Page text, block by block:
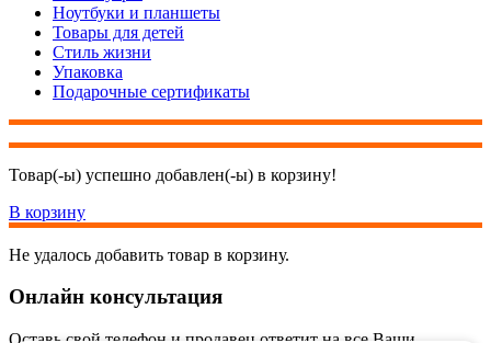
Ноутбуки и планшеты
Товары для детей
Стиль жизни
Упаковка
Подарочные сертификаты
Товар(-ы) успешно добавлен(-ы) в корзину!
В корзину
Не удалось добавить товар в корзину.
Онлайн консультация
Оставь свой телефон и продавец ответит на все Ваши